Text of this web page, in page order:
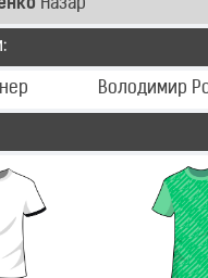
Назар
Володимир